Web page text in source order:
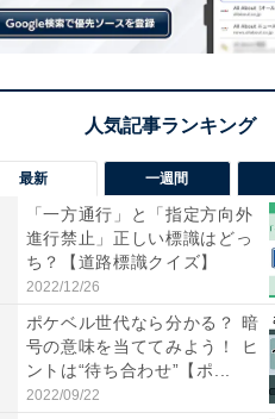
最新 一週間
「一方通行」と「指定方向外
進行禁止」正しい標識はどっ
ち？【道路標識クイズ】
2022/12/26
ポケベル世代なら分かる？ 暗
号の意味を当ててみよう！ ヒ
ントは“待ち合わせ”【ポ...
2022/09/22